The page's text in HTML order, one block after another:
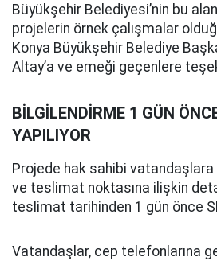
Büyükşehir Belediyesi’nin bu
projelerin örnek çalışmalar
Konya Büyükşehir Belediye
Altay’a ve emeği geçenlere
BİLGİLENDİRME 1 GÜN
YAPILIYOR
Projede hak sahibi vatandaşlara
ve teslimat noktasına ilişkin
teslimat tarihinden 1 gün önce
Vatandaşlar, cep telefonlarına